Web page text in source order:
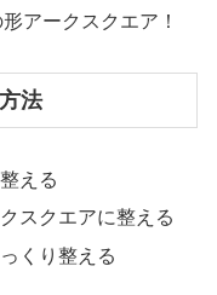
アークスクエア！
法
える
スクエアに整える
くり整える